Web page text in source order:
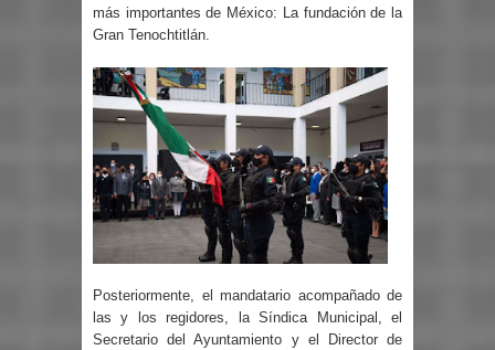
más importantes de México: La fundación de la
Gran Tenochtitlán.
Posteriormente, el mandatario acompañado de
las y los regidores, la Síndica Municipal, el
Secretario del Ayuntamiento y el Director de